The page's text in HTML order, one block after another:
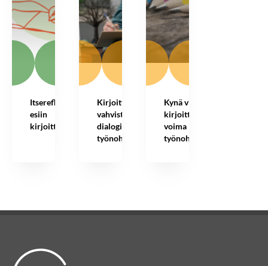
Itsereflektio
esiin
kirjoittamalla
Kirjoittaminen
vahvistaa
dialogia
työnohjauksessa
Kynä vieköön –
kirjoittamisen
voima
työnohjauksessa